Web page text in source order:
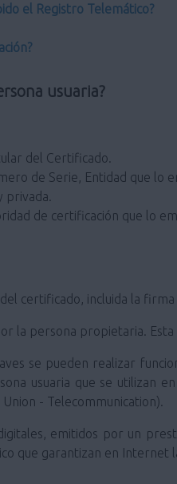
el Registro Telemático?
usuaria?
del Certificado.
de Serie, Entidad que lo
privada.
de certificación que lo
certificado, incluida la
la persona propietaria.
se pueden realizar
usuaria que se utilizan
- Telecommunication).
emitidos por un
que garantizan en Internet